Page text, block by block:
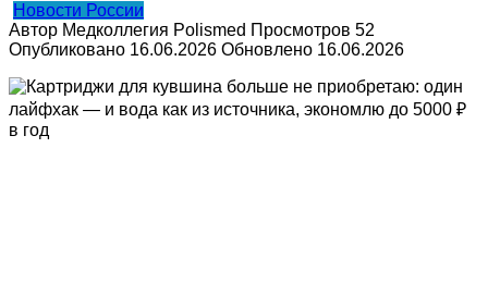
Новости России
Автор Медколлегия Polismed Просмотров 52
Опубликовано 16.06.2026 Обновлено 16.06.2026